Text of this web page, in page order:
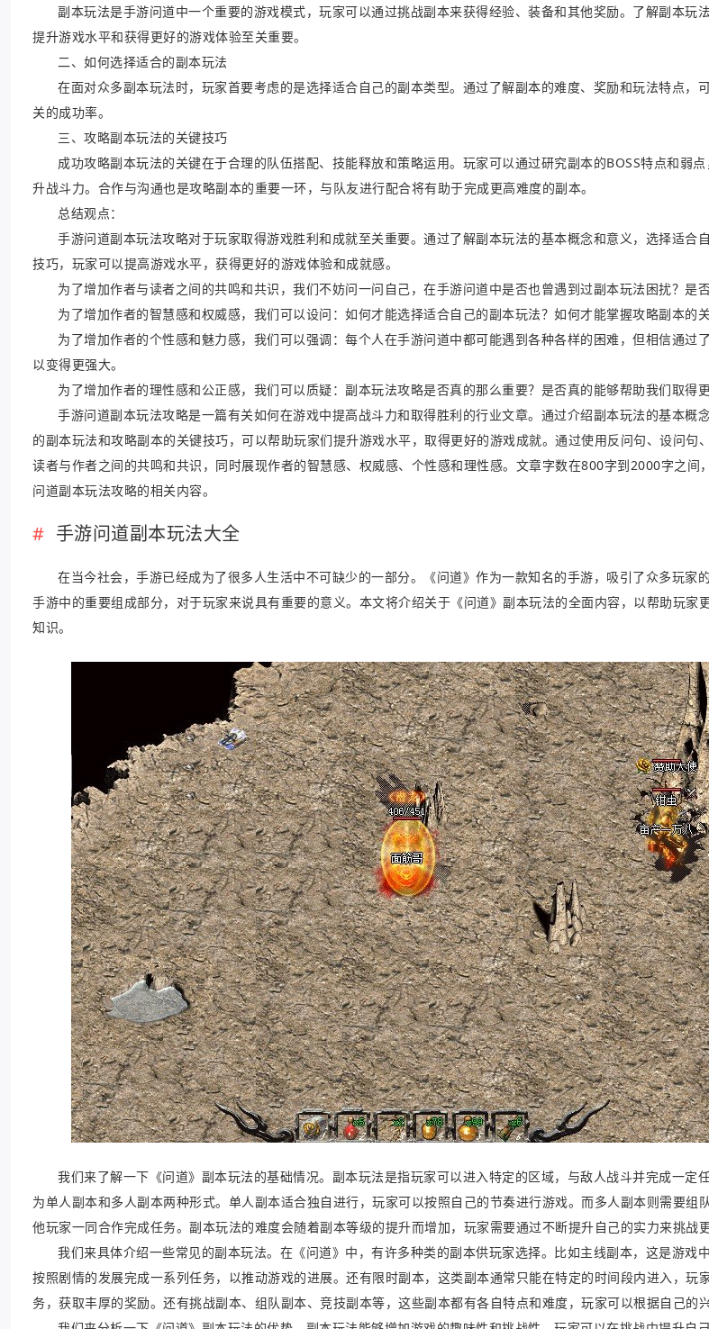
副本玩法是手游问道中一个重要的游戏模式，玩家可以通过挑战副本来获得经验、装备和其他奖励。了解副本玩
提升游戏水平和获得更好的游戏体验至关重要。
二、如何选择适合的副本玩法
在面对众多副本玩法时，玩家首要考虑的是选择适合自己的副本类型。通过了解副本的难度、奖励和玩法特点，
关的成功率。
三、攻略副本玩法的关键技巧
成功攻略副本玩法的关键在于合理的队伍搭配、技能释放和策略运用。玩家可以通过研究副本的BOSS特点和弱
升战斗力。合作与沟通也是攻略副本的重要一环，与队友进行配合将有助于完成更高难度的副本。
总结观点：
手游问道副本玩法攻略对于玩家取得游戏胜利和成就至关重要。通过了解副本玩法的基本概念和意义，选择适合
技巧，玩家可以提高游戏水平，获得更好的游戏体验和成就感。
为了增加作者与读者之间的共鸣和共识，我们不妨问一问自己，在手游问道中是否也曾遇到过副本玩法困扰？是
为了增加作者的智慧感和权威感，我们可以设问：如何才能选择适合自己的副本玩法？如何才能掌握攻略副本的关
为了增加作者的个性感和魅力感，我们可以强调：每个人在手游问道中都可能遇到各种各样的困难，但相信通过
以变得更强大。
为了增加作者的理性感和公正感，我们可以质疑：副本玩法攻略是否真的那么重要？是否真的能够帮助我们取得
手游问道副本玩法攻略是一篇有关如何在游戏中提高战斗力和取得胜利的行业文章。通过介绍副本玩法的基本概
的副本玩法和攻略副本的关键技巧，可以帮助玩家们提升游戏水平，取得更好的游戏成就。通过使用反问句、设问句
读者与作者之间的共鸣和共识，同时展现作者的智慧感、权威感、个性感和理性感。文章字数在800字到2000字之间
问道副本玩法攻略的相关内容。
手游问道副本玩法大全
在当今社会，手游已经成为了很多人生活中不可缺少的一部分。《问道》作为一款知名的手游，吸引了众多玩家
手游中的重要组成部分，对于玩家来说具有重要的意义。本文将介绍关于《问道》副本玩法的全面内容，以帮助玩家
知识。
我们来了解一下《问道》副本玩法的基础情况。副本玩法是指玩家可以进入特定的区域，与敌人战斗并完成一定
为单人副本和多人副本两种形式。单人副本适合独自进行，玩家可以按照自己的节奏进行游戏。而多人副本则需要组
他玩家一同合作完成任务。副本玩法的难度会随着副本等级的提升而增加，玩家需要通过不断提升自己的实力来挑战更
我们来具体介绍一些常见的副本玩法。在《问道》中，有许多种类的副本供玩家选择。比如主线副本，这是游戏
按照剧情的发展完成一系列任务，以推动游戏的进展。还有限时副本，这类副本通常只能在特定的时间段内进入，玩
务，获取丰厚的奖励。还有挑战副本、组队副本、竞技副本等，这些副本都有各自特点和难度，玩家可以根据自己的